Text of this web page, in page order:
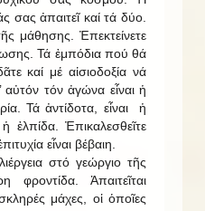
ἀπαιτεῖ καί τά δύο.
μάθησης. Ἐπεκτείνετε
Τά ἐμπόδια πού θά
καί μέ αἰσιοδοξία νά
τόν ἀγώνα εἶναι ἡ
Τά ἀντίδοτα, εἶναι ἡ
ἐλπίδα. Ἐπικαλεσθεῖτε
εἶναι βέβαιη.
στό γεώργιο τῆς
φροντίδα. Ἀπαιτεῖται
μάχες, οἱ ὁποῖες